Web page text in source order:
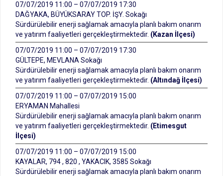
07/07/2019 11:00 – 07/07/2019 17:30
DAĞYAKA, BÜYÜKSARAY TOP. İŞY. Sokağı
Sürdürülebilir enerji sağlamak amacıyla planlı bakım onarım
ve yatırım faaliyetleri gerçekleştirmektedir. (Kazan İlçesi)
07/07/2019 11:00 – 07/07/2019 17:30
GÜLTEPE, MEVLANA Sokağı
Sürdürülebilir enerji sağlamak amacıyla planlı bakım onarım
ve yatırım faaliyetleri gerçekleştirmektedir. (Altındağ İlçesi)
07/07/2019 11:00 – 07/07/2019 15:00
ERYAMAN Mahallesi
Sürdürülebilir enerji sağlamak amacıyla planlı bakım onarım
ve yatırım faaliyetleri gerçekleştirmektedir. (Etimesgut
İlçesi)
07/07/2019 11:00 – 07/07/2019 15:00
KAYALAR, 794 , 820 , YAKACIK, 3585 Sokağı
Sürdürülebilir enerji sağlamak amacıyla planlı bakım onarım